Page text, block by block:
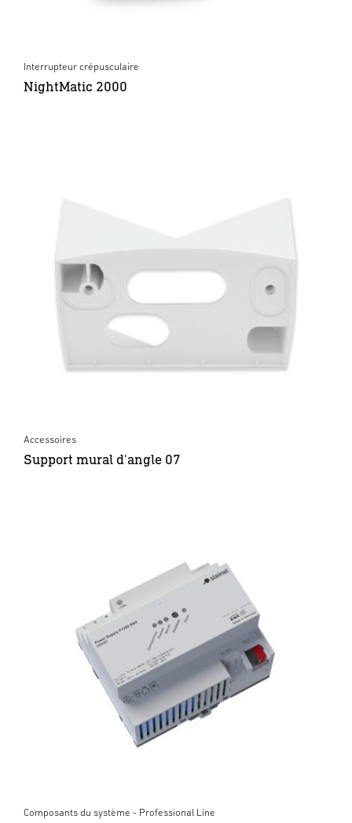
Interrupteur crépusculaire
NightMatic 2000
Accessoires
Support mural d'angle 07
Composants du système - Professional Line